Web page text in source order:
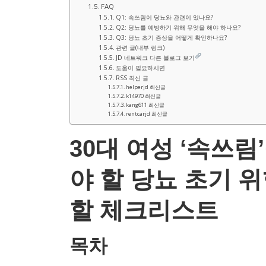
FAQ
Q1: 속쓰림이 당뇨와 관련이 있나요?
Q2: 당뇨를 예방하기 위해 무엇을 해야 하나요?
Q3: 당뇨 초기 증상을 어떻게 확인하나요?
관련 글(내부 링크)
JD 네트워크 다른 블로그 보기
도움이 필요하시면
RSS 최신 글
helperjd 최신글
k14970 최신글
kang611 최신글
rentcarjd 최신글
30대 여성 ‘속쓰
야 할 당뇨 초기
할 체크리스트
목차